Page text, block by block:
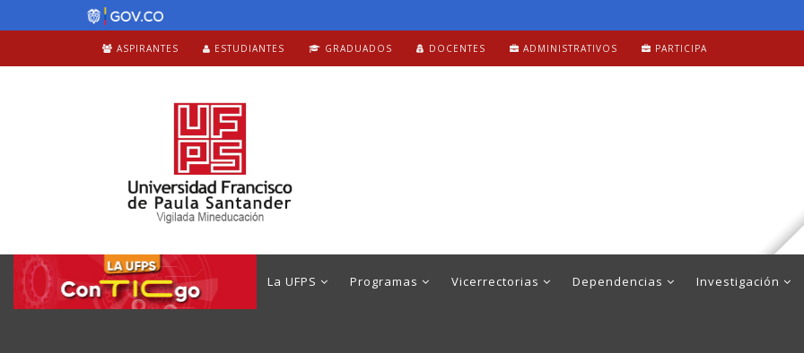
ASPIRANTES ESTUDIANTES GRADUADOS DOCENTES ADMINISTRATIVOS PARTICIPA
La UFPS Programas Vicerrectorias Dependencias Investigación